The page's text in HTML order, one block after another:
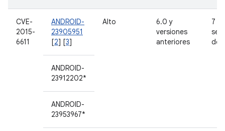
CVE-
2015-
6611
ANDROID-
23905951
[2] [3]
Alto
6.0 y
versiones
anteriores
7
de
ANDROID-
23912202*
ANDROID-
23953967*